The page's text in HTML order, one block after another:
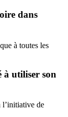
dans
à toutes les
utiliser son
l’initiative de